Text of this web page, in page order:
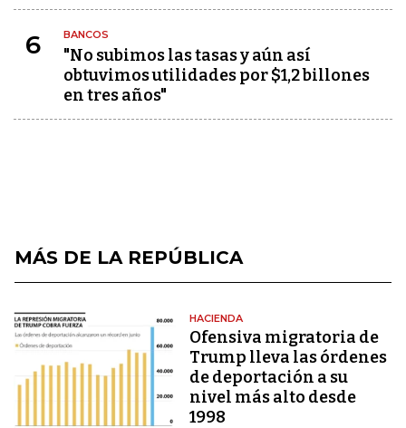
6 BANCOS
"No subimos las tasas y aún así
obtuvimos utilidades por $1,2 billones
en tres años"
MÁS DE LA REPÚBLICA
HACIENDA
Ofensiva migratoria de
Trump lleva las órdenes
de deportación a su
nivel más alto desde
1998